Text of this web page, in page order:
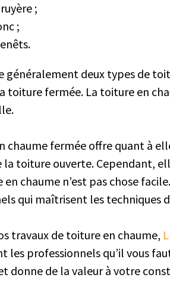
;
;
généralement deux types de
toiture fermée. La toiture en
chaume fermée offre quant à
la toiture ouverte. Cependant,
chaume n’est pas chose
qui maîtrisent les techniques
travaux de toiture en chaume,
les professionnels qu’il vous
donne de la valeur à votre